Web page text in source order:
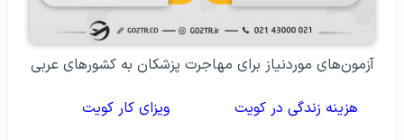
آزمون‌های موردنیاز برای مهاجرت پزشکان به کشورهای عربی
هزینه زندگی در کویت
ویزای کار کویت